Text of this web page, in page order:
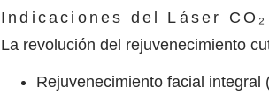
Indicaciones del Láser
La revolución del rejuvenecimiento
Rejuvenecimiento facial